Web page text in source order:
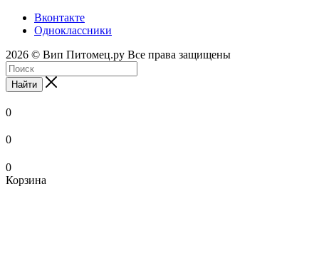
Вконтакте
Одноклассники
2026 © Вип Питомец.ру Все права защищены
Найти
0
0
0
Корзина